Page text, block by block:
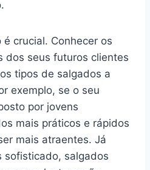
crucial. Conhecer os
dos seus futuros clientes
tipos de salgados a
exemplo, se o seu
por jovens
mais práticos e rápidos
mais atraentes. Já
sofisticado, salgados